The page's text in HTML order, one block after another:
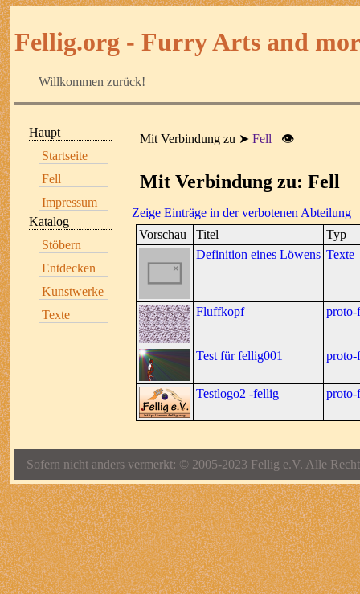
Fellig.org - Furry Arts and
Willkommen zurück!
Haupt
Startseite
Fell
Impressum
Katalog
Stöbern
Entdecken
Kunstwerke
Texte
Mit Verbindung zu Fell 👁
Mit Verbindung zu: Fell
Zeige Einträge in der verbotenen Abteilung
Vorschau
Titel
Typ
Definition eines Löwens Texte
Fluffkopf proto-
Test für fellig001 proto-
Testlogo2 -fellig proto-
Sofern nicht anders vermerkt: © 2005-2023 Fellig e.V. Alle